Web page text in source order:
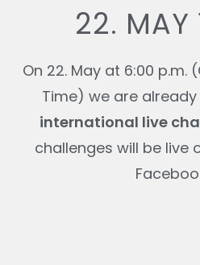
22. MAY
On 22. May at 6:00 p.m.
Time) we are
international live
challenges will be live